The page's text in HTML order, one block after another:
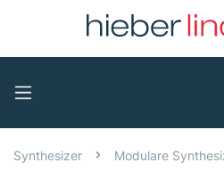
Synthesizer Modulare